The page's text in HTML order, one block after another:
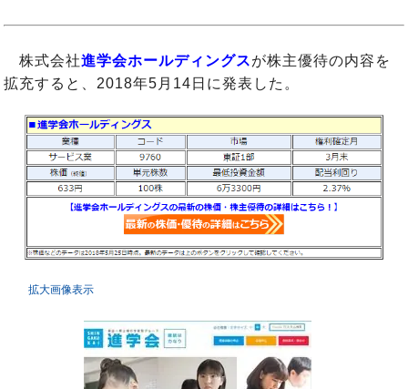
株式会社進学会ホールディングスが株主優待の内容を
拡充すると、2018年5月14日に発表した。
拡大画像表示